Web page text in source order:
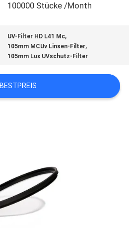
100000 Stücke /Month
UV-Filter HD L41 Mc,
105mm MCUv Linsen-Filter,
105mm Lux UVschutz-Filter
BESTPREIS